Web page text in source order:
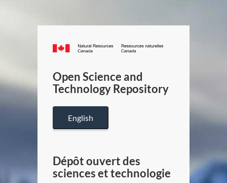
Canada.ca
/
Canada
Open Science and
Technology Repository
English
Dépôt ouvert des
sciences et technologie